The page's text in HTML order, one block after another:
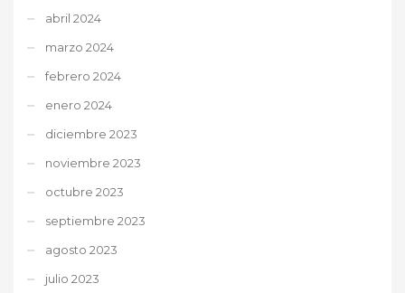
abril 2024
marzo 2024
febrero 2024
enero 2024
diciembre 2023
noviembre 2023
octubre 2023
septiembre 2023
agosto 2023
julio 2023